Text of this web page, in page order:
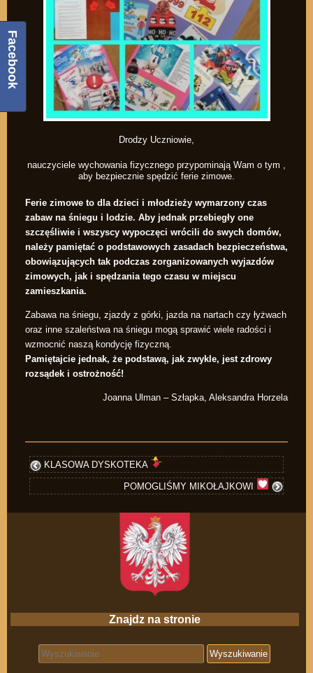
Drodzy Uczniowie,
nauczyciele wychowania fizycznego przypominają Wam o tym ,
aby bezpiecznie spędzić ferie zimowe.
Ferie zimowe to dla dzieci i młodzieży wymarzony czas
zabaw na śniegu i lodzie. Aby jednak przebiegły one
szczęśliwie i wszyscy wypoczęci wrócili do swych domów,
należy pamiętać o podstawowych zasadach bezpieczeństwa,
obowiązujących tak podczas zorganizowanych wyjazdów
zimowych, jak i spędzania tego czasu w miejscu
zamieszkania.
Zabawa na śniegu, zjazdy z górki, jazda na nartach czy łyżwach
oraz inne szaleństwa na śniegu mogą sprawić wiele radości i
wzmocnić naszą kondycję fizyczną.
Pamiętajcie jednak, że podstawą, jak zwykle, jest zdrowy
rozsądek i ostrożność!
Joanna Ulman – Szłapka, Aleksandra Horzela
KLASOWA DYSKOTEKA
POMOGLIŚMY MIKOŁAJKOWI
Znajdz na stronie
Search for:
Facebook